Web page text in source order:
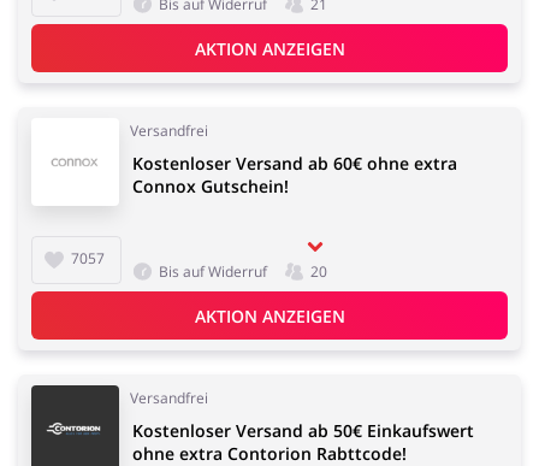
Bis auf Widerruf 21
AKTION ANZEIGEN
Versandfrei
7057
Kostenloser Versand ab 60€ ohne extra
Connox Gutschein!
Bis auf Widerruf 20
AKTION ANZEIGEN
Versandfrei
Kostenloser Versand ab 50€ Einkaufswert
ohne extra Contorion Rabttcode!